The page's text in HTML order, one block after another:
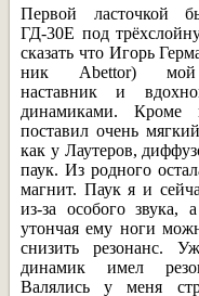
Первой ласточкой
ГД-30E под
сказать что Игорь
ник Abettor) мой
наставник и
динамиками. Кроме
поставил очень
как у Лаутеров,
паук. Из родного
магнит. Паук я и
из-за особого звука,
утончая ему ноги
снизить резонанс.
динамик имел
Валялись у меня